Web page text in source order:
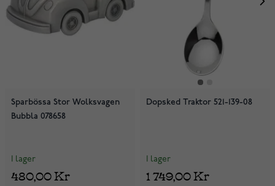
Sparbössa Stor Wolksvagen
Bubbla 078658
I lager
480,00 Kr
Dopsked Traktor 521-139-08
I lager
1 749,00 Kr